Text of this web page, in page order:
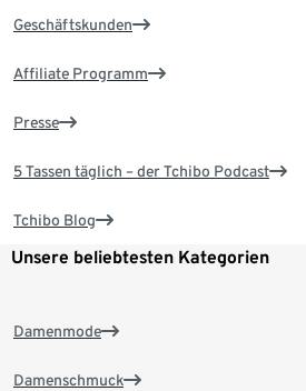
Geschäftskunden
Affiliate Programm
Presse
5 Tassen täglich – der Tchibo Podcast
Tchibo Blog
Unsere beliebtesten Kategorien
Damenmode
Damenschmuck